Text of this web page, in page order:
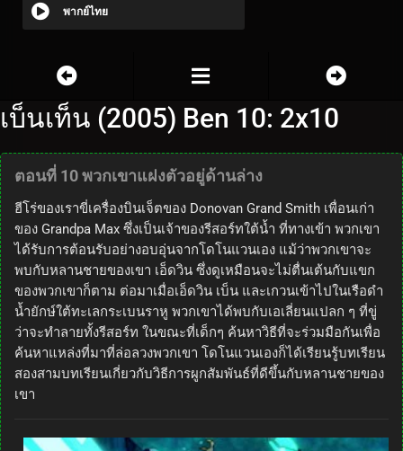
พากย์ไทย
เบ็นเท็น (2005) Ben 10: 2x10
ตอนที่ 10 พวกเขาแฝงตัวอยู่ด้านล่าง
ฮีโร่ของเราขี่เครื่องบินเจ็ตของ Donovan Grand Smith เพื่อนเก่า
ของ Grandpa Max ซึ่งเป็นเจ้าของรีสอร์ทใต้น้ำ ที่ทางเข้า พวกเขา
ได้รับการต้อนรับอย่างอบอุ่นจากโดโนแวนเอง แม้ว่าพวกเขาจะ
พบกับหลานชายของเขา เอ็ดวิน ซึ่งดูเหมือนจะไม่ตื่นเต้นกับแขก
ของพวกเขาก็ตาม ต่อมาเมื่อเอ็ดวิน เบ็น และเกวนเข้าไปในเรือดำ
น้ำยักษ์ใต้ทะเลกระเบนราหู พวกเขาได้พบกับเอเลี่ยนแปลก ๆ ที่ขู่
ว่าจะทำลายทั้งรีสอร์ท ในขณะที่เด็กๆ ค้นหาวิธีที่จะร่วมมือกันเพื่อ
ค้นหาแหล่งที่มาที่ล่อลวงพวกเขา โดโนแวนเองก็ได้เรียนรู้บทเรียน
สองสามบทเรียนเกี่ยวกับวิธีการผูกสัมพันธ์ที่ดีขึ้นกับหลานชายของ
เขา